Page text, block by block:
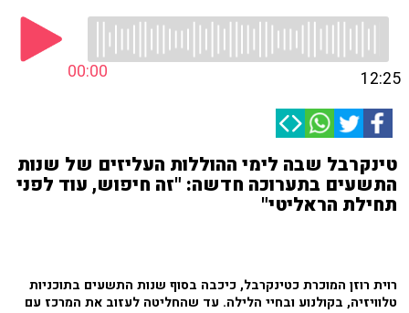
00:00 12:25
טינקרבל שבה לימי ההוללות העליזים של שנות
התשעים בתערוכה חדשה: "זה חיפוש, עוד לפני
תחילת הראליטי"
רוית רוזן המוכרת כטינקרבל, כיכבה בסוף שנות התשעים בתוכניות
טלוויזיה, בקולנוע ובחיי הלילה. עד שהחליטה לעזוב את המרכז עם